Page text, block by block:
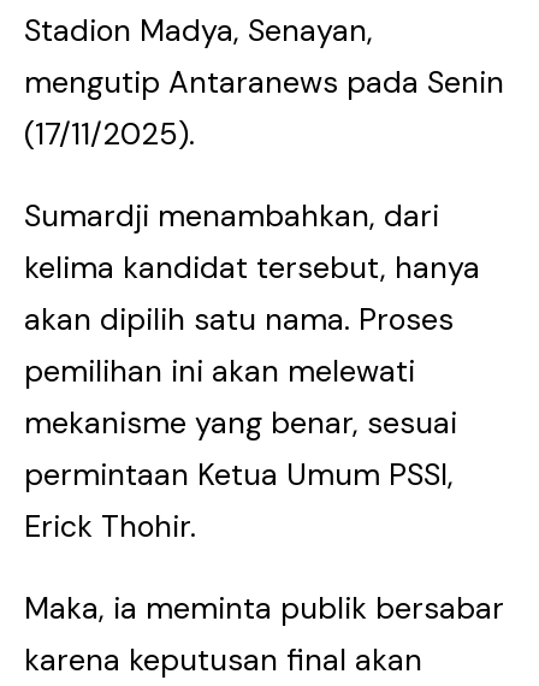
Stadion Madya, Senayan,
mengutip Antaranews pada Senin
(17/11/2025).
Sumardji menambahkan, dari
kelima kandidat tersebut, hanya
akan dipilih satu nama. Proses
pemilihan ini akan melewati
mekanisme yang benar, sesuai
permintaan Ketua Umum PSSI,
Erick Thohir.
Maka, ia meminta publik bersabar
karena keputusan final akan